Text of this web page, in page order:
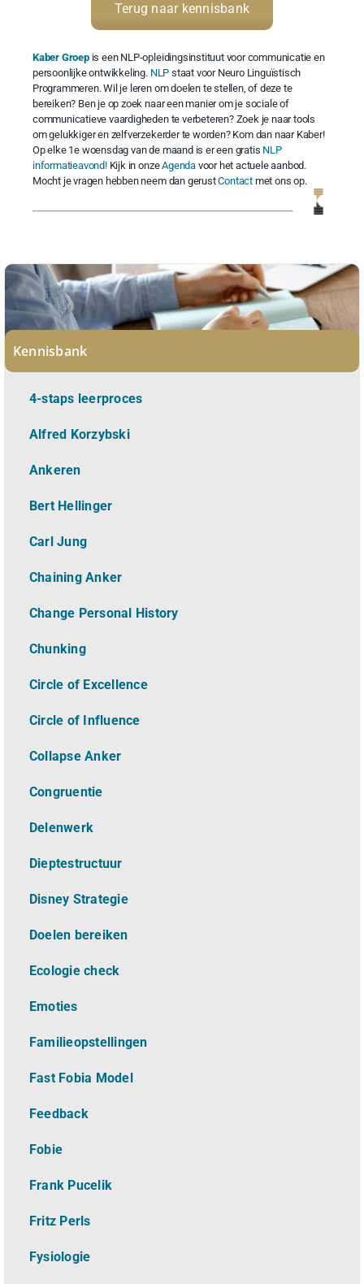
Terug naar kennisbank
Kaber Groepis een NLP-opleidingsinstituut voor communicatie en
persoonlijke ontwikkeling. NLP staat voor Neuro Linguïstisch
Programmeren. Wil je leren om doelen te stellen, of deze te
bereiken? Ben je op zoek naar een manier om je sociale of
communicatieve vaardigheden te verbeteren? Zoek je naar tools
om gelukkiger en zelfverzekerder te worden? Kom dan naar Kaber!
Op elke 1e woensdag van de maand is er een gratis NLP
informatieavond!Kijk in onzeAgendavoor het actuele aanbod.
Mocht je vragen hebben neem dan gerustContact met ons op.
Kennisbank
4-staps leerproces
Alfred Korzybski
Ankeren
Bert Hellinger
Carl Jung
Chaining Anker
Change Personal History
Chunking
Circle of Excellence
Circle of Influence
Collapse Anker
Congruentie
Delenwerk
Dieptestructuur
Disney Strategie
Doelen bereiken
Ecologie check
Emoties
Familieopstellingen
Fast Fobia Model
Feedback
Fobie
Frank Pucelik
Fritz Perls
Fysiologie